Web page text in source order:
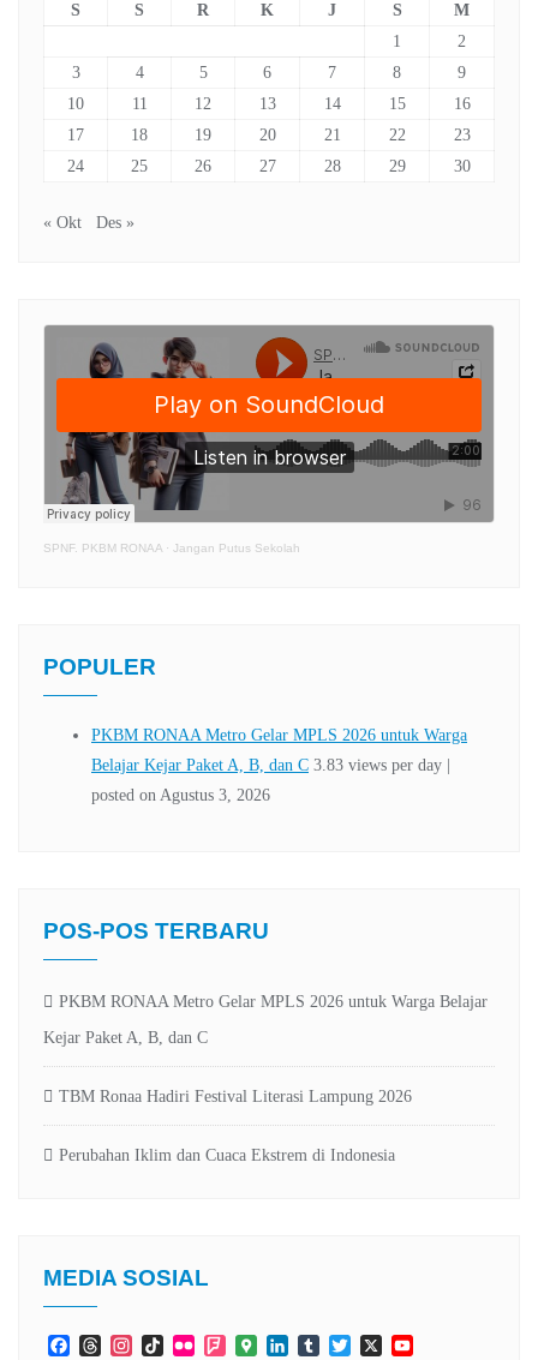
S S R K J S
M
1
2
3
4 5 6 7 8
9
10
11 12 13 14 15
16
17
18 19 20 21 22
23
24
25 26 27 28 29 30
« Okt Des »
SPNF. PKBM RONAA · Jangan Putus Sekolah
POPULER
POS-POS TERBARU
PKBM RONAA Metro Gelar MPLS 2026 untuk Warga Belajar
Kejar Paket A, B, dan C
TBM Ronaa Hadiri Festival Literasi Lampung 2026
Perubahan Iklim dan Cuaca Ekstrem di Indonesia
MEDIA SOSIAL
FacebookThreadsInstagramTikTokFlickr Foursquare
GoogleLinkedInTumblrTwitter
X